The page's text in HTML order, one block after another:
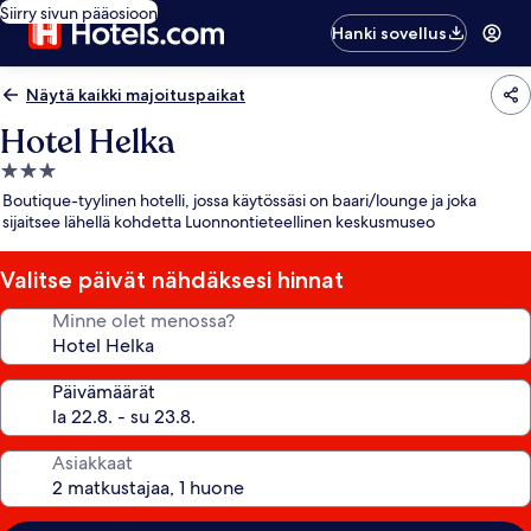
Siirry sivun pääosioon
Hanki sovellus
Näytä kaikki majoituspaikat
Hotel Helka
3.0
tähden
majoituspaikka
Boutique-tyylinen hotelli, jossa käytössäsi on baari/lounge ja joka
sijaitsee lähellä kohdetta Luonnontieteellinen keskusmuseo
Valitse päivät nähdäksesi hinnat
Minne olet menossa?
Päivämäärät
Asiakkaat